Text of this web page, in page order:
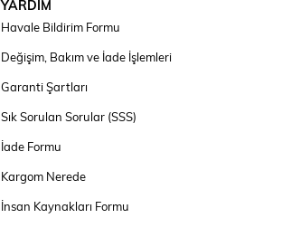
YARDIM
Havale Bildirim Formu
Değişim, Bakım ve İade İşlemleri
Garanti Şartları
Sık Sorulan Sorular (SSS)
İade Formu
Kargom Nerede
İnsan Kaynakları Formu